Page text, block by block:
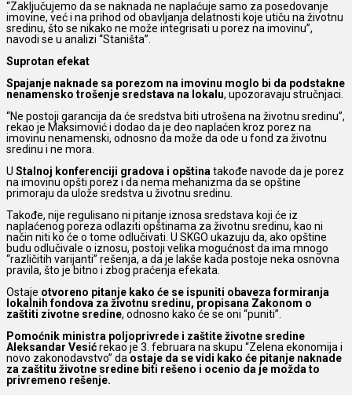
“Zaključujemo da se naknada ne naplaćuje samo za posedovanje
imovine, već i na prihod od obavljanja delatnosti koje utiču na životnu
sredinu, što se nikako ne može integrisati u porez na imovinu”,
navodi se u analizi “Staništa”.
Suprotan efekat
Spajanje naknade sa porezom na imovinu moglo bi da podstakne
nenamensko trošenje sredstava na lokalu, upozoravaju stručnjaci.
“Ne postoji garancija da će sredstva biti utrošena na životnu sredinu”,
rekao je Maksimović i dodao da je deo naplaćen kroz porez na
imovinu nenamenski, odnosno da može da ode u fond za životnu
sredinu i ne mora.
U Stalnoj konferenciji gradova i opština takođe navode da je porez
na imovinu opšti porez i da nema mehanizma da se opštine
primoraju da ulože sredstva u životnu sredinu.
Takođe, nije regulisano ni pitanje iznosa sredstava koji će iz
naplaćenog poreza odlaziti opštinama za životnu sredinu, kao ni
način niti ko će o tome odlučivati. U SKGO ukazuju da, ako opštine
budu odlučivale o iznosu, postoji velika mogućnost da ima mnogo
“različitih varijanti” rešenja, a da je lakše kada postoje neka osnovna
pravila, što je bitno i zbog praćenja efekata.
Ostaje otvoreno pitanje kako će se ispuniti obaveza formiranja
lokalnih fondova za životnu sredinu, propisana Zakonom o
zaštiti zivotne sredine, odnosno kako će se oni “puniti”.
Pomoćnik ministra poljoprivrede i zaštite životne sredine
Aleksandar Vesićrekao je 3. februara na skupu “Zelena ekonomija i
novo zakonodavstvo” da ostaje da se vidi kako će pitanje naknade
za zaštitu životne sredine biti rešeno i ocenio da je možda to
privremeno rešenje.